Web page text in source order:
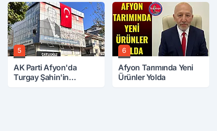
5
AK Parti Afyon'da
Turgay Şahin'in
6
Afyon Tarımında Yeni
Ürünler Yolda